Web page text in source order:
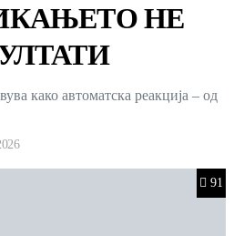
НЕ
како автоматска реакција – од
91